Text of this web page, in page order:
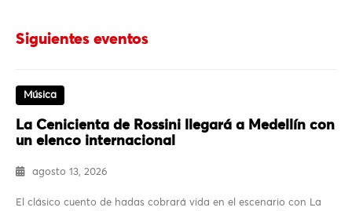
Siguientes eventos
Música
La Cenicienta de Rossini llegará a Medellín con
un elenco internacional
agosto 13, 2026
El clásico cuento de hadas cobrará vida en el escenario con La